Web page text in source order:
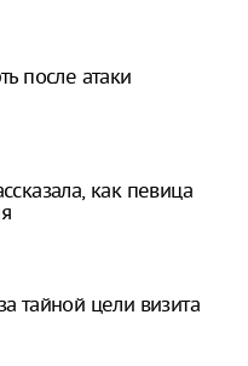
после атаки
как певица
тайной цели визита